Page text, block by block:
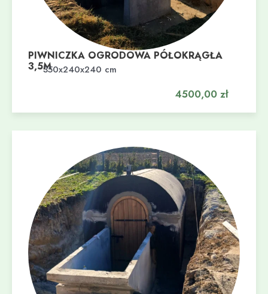
PIWNICZKA OGRODOWA PÓŁOKRĄGŁA
3,5M350x240x240 cm
4500,00 zł
Dodaj do koszyka